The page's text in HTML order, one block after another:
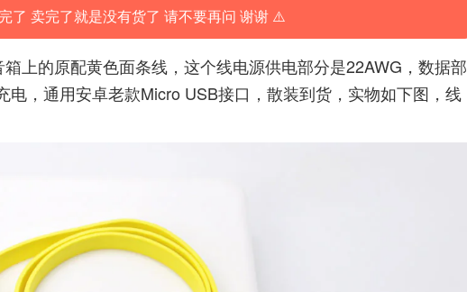
了 卖完了就是没有货了 请不要再问 谢谢 ⚠️
上的原配黄色面条线，这个线电源供电部分是22AWG，数据部
，通用安卓老款Micro USB接口，散装到货，实物如下图，线